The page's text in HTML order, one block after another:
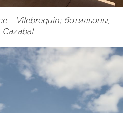
– Vilebrequin; ботильоны,
Cazabat